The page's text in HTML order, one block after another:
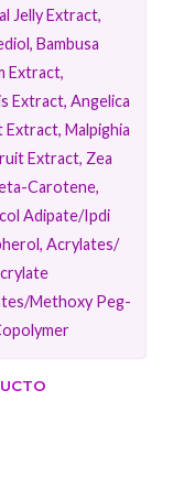
Jelly Extract,
Bambusa
Extract,
Extract, Angelica
Malpighia
Extract, Zea
Carotene,
Adipate/​Ipdi
Acrylates/​
​Methoxy Peg-